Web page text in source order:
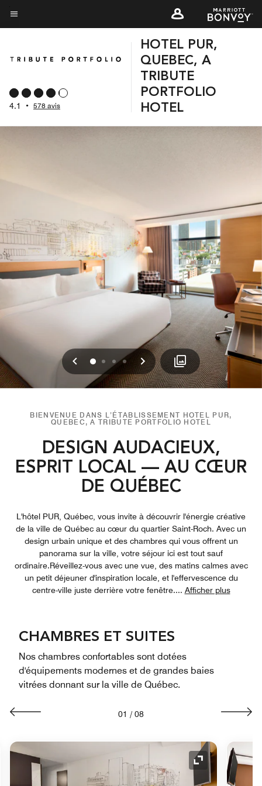
Skip
to
content
Texte du menu
4.1 • 578 avis
HOTEL PUR,
QUEBEC, A
TRIBUTE
PORTFOLIO
HOTEL
Précédent
0 1 23 Suivant
BIENVENUE DANS L’ÉTABLISSEMENT HOTEL PUR,
QUEBEC, A TRIBUTE PORTFOLIO HOTEL
DESIGN AUDACIEUX,
ESPRIT LOCAL — AU CŒUR
DE QUÉBEC
L'hôtel PUR, Québec, vous invite à découvrir l'énergie créative
de la ville de Québec au cœur du quartier Saint-Roch. Avec un
design urbain unique et des chambres qui vous offrent un
panorama sur la ville, votre séjour ici est tout sauf
ordinaire.Réveillez-vous avec une vue, des matins calmes avec
un petit déjeuner d'inspiration locale, et l'effervescence du
centre-ville juste derrière votre fenêtre.... Afficher plus
CHAMBRES ET SUITES
Nos chambres confortables sont dotées
d'équipements modernes et de grandes baies
vitrées donnant sur la ville de Québec.
01 / 08
de développement Icône de